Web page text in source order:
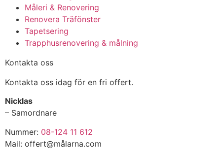
Måleri & Renovering
Renovera Träfönster
Tapetsering
Trapphusrenovering & målning
Kontakta oss
Kontakta oss idag för en fri offert.
Nicklas
– Samordnare
Nummer: 08-124 11 612
Mail: offert@målarna.com